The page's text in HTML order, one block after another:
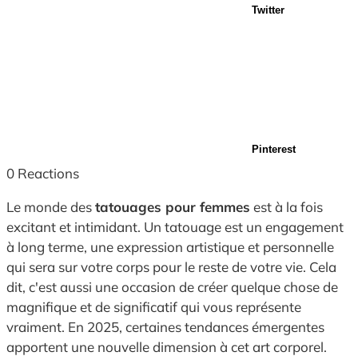
Twitter
Pinterest
0 Reactions
Le monde destatouages pour femmes est à la fois
excitant et intimidant. Un tatouage est un engagement
à long terme, une expression artistique et personnelle
qui sera sur votre corps pour le reste de votre vie. Cela
dit, c'est aussi une occasion de créer quelque chose de
magnifique et de significatif qui vous représente
vraiment. En 2025, certaines tendances émergentes
apportent une nouvelle dimension à cet art corporel.